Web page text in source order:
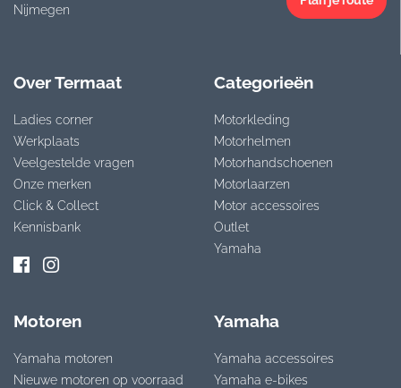
Nijmegen
Over Termaat
Ladies corner
Werkplaats
Veelgestelde vragen
Onze merken
Click & Collect
Kennisbank
Categorieën
Motorkleding
Motorhelmen
Motorhandschoenen
Motorlaarzen
Motor accessoires
Outlet
Yamaha
Motoren
Yamaha motoren
Nieuwe motoren op voorraad
Yamaha
Yamaha accessoires
Yamaha e-bikes